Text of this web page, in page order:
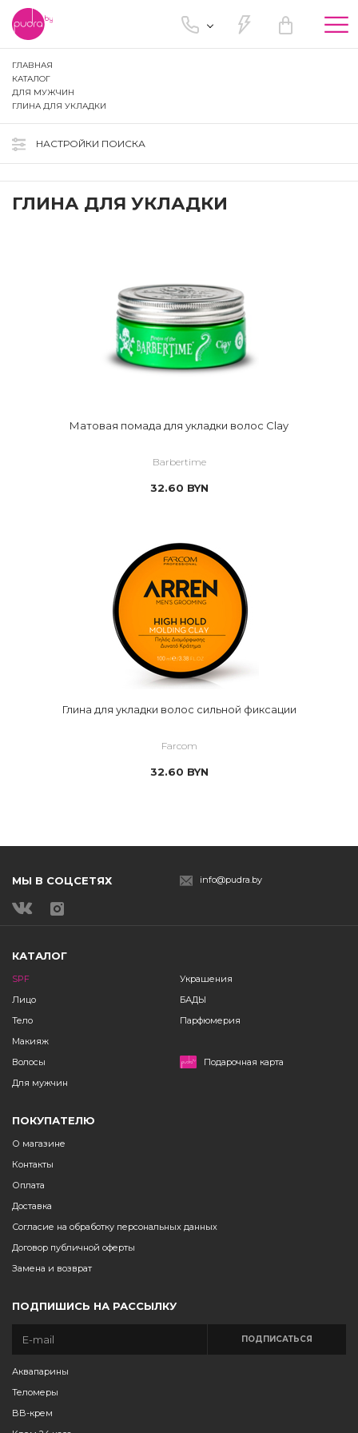
ГЛАВНАЯ
КАТАЛОГ
ДЛЯ МУЖЧИН
ГЛИНА ДЛЯ УКЛАДКИ
НАСТРОЙКИ ПОИСКА
ГЛИНА ДЛЯ УКЛАДКИ
Матовая помада для укладки волос Clay
Barbertime
32.60 BYN
Глина для укладки волос сильной фиксации
Farcom
32.60 BYN
МЫ В СОЦСЕТЯХ info@pudra.by
КАТАЛОГ
SPF
Лицо
Тело
Макияж
Волосы
Для мужчин
Украшения
БАДЫ
Парфюмерия
Подарочная карта
ПОКУПАТЕЛЮ
О магазине
Контакты
Оплата
Доставка
Согласие на обработку персональных данных
Договор публичной оферты
Замена и возврат
ПОДПИШИСЬ НА РАССЫЛКУ
ПОДПИСАТЬСЯ
Аквапарины
Теломеры
BB-крем